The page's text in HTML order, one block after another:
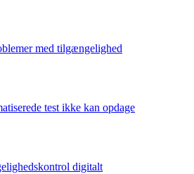
med tilgængelighed
test ikke kan opdage
digitalt